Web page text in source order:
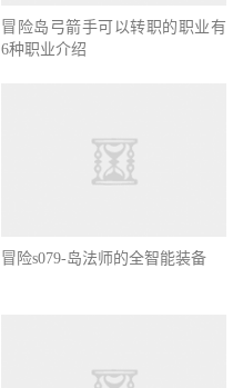
冒险岛弓箭手可以转职的职业有
6种职业介绍